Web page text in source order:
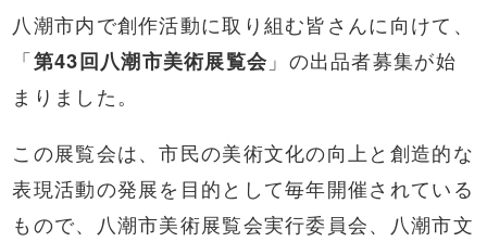
八潮市内で創作活動に取り組む皆さんに向けて、
「第43回八潮市美術展覧会 」の出品者募集が始
まりました。
この展覧会は、市民の美術文化の向上と創造的な
表現活動の発展を目的として毎年開催されている
もので、八潮市美術展覧会実行委員会、八潮市文